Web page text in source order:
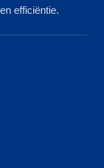
efficiëntie.